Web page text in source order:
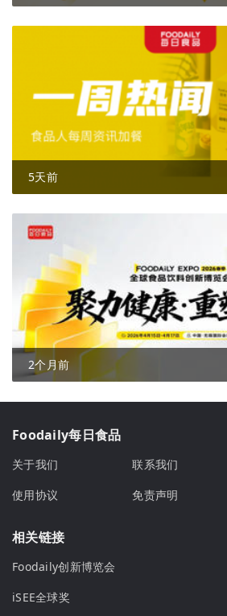
5天前
2个月前
Foodaily每日食品
关于我们 联系我们
使用协议
免责声明
相关链接
Foodaily创新博览会
iSEE全球奖